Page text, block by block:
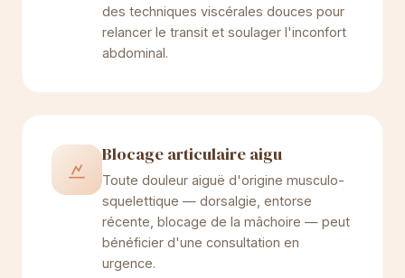
des techniques viscérales douces pour
relancer le transit et soulager l'inconfort
abdominal.
Blocage articulaire aigu
Toute douleur aiguë d'origine musculo-
squelettique — dorsalgie, entorse
récente, blocage de la mâchoire — peut
bénéficier d'une consultation en
urgence.